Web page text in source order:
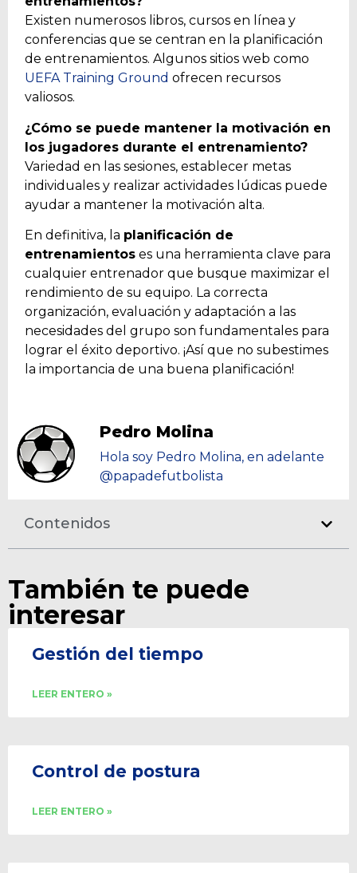
Existen numerosos libros, cursos en línea y
conferencias que se centran en la planificación
de entrenamientos. Algunos sitios web como
UEFA Training Ground ofrecen recursos
valiosos.
¿Cómo se puede mantener la motivación en
los jugadores durante el entrenamiento?
Variedad en las sesiones, establecer metas
individuales y realizar actividades lúdicas puede
ayudar a mantener la motivación alta.
En definitiva, la planificación de
entrenamientos es una herramienta clave para
cualquier entrenador que busque maximizar el
rendimiento de su equipo. La correcta
organización, evaluación y adaptación a las
necesidades del grupo son fundamentales para
lograr el éxito deportivo. ¡Así que no subestimes
la importancia de una buena planificación!
Pedro Molina
Hola soy Pedro Molina, en adelante
@papadefutbolista
Contenidos
También te puede
interesar
Gestión del tiempo
LEER ENTERO »
Control de postura
LEER ENTERO »